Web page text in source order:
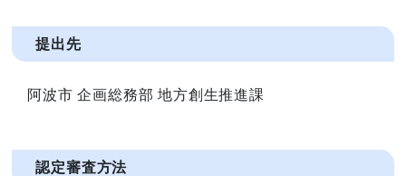
提出先
阿波市 企画総務部 地方創生推進課
認定審査方法